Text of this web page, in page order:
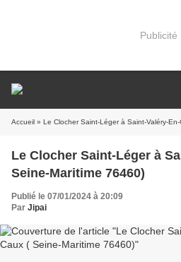
Publicité
Accueil » Le Clocher Saint-Léger à Saint-Valéry-
Le Clocher Saint-Léger à
Seine-Maritime 76460)
Publié le 07/01/2024 à 20:09
Par Jipai